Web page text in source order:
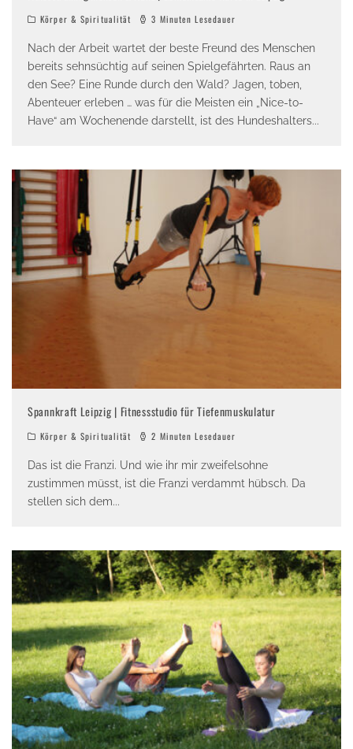
Körper & Spiritualität 3 Minuten Lesedauer
Nach der Arbeit wartet der beste Freund des Menschen
bereits sehnsüchtig auf seinen Spielgefährten. Raus an
den See? Eine Runde durch den Wald? Jagen, toben,
Abenteuer erleben … was für die Meisten ein „Nice-to-
Have“ am Wochenende darstellt, ist des Hundeshalters...
Spannkraft Leipzig | Fitnessstudio für Tiefenmuskulatur
Körper & Spiritualität 2 Minuten Lesedauer
Das ist die Franzi. Und wie ihr mir zweifelsohne
zustimmen müsst, ist die Franzi verdammt hübsch. Da
stellen sich dem...